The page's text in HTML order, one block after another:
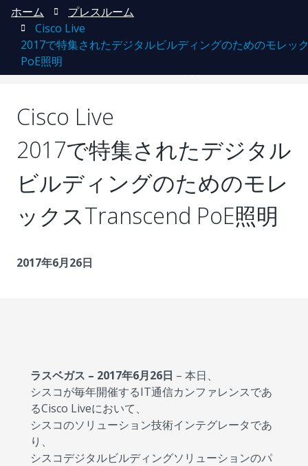
ホーム
プレスルーム
Cisco Live
2017で特集されたデジタルビルディングのためのモレッ
PoE照明
Cisco Live
2017で特集されたデジタル
ビルディングのためのモレ
ックスTranscend PoE照明
2017年6月26日
ラスベガス – 2017年6月26日 – 本日、
シスコが毎年開催するIT通信カンファレンスであ
るCisco Liveにおいて、
シスコのソリューション技術インテグレータであ
り、
シスコデジタルビルディングソリューションのパ